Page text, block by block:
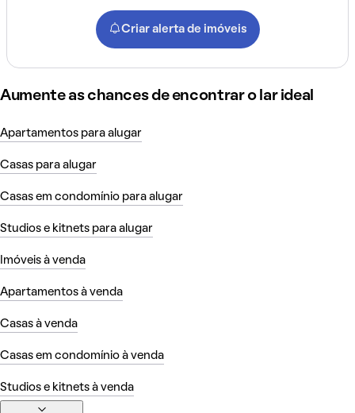
Criar alerta de imóveis
Aumente as chances de encontrar o lar ideal
Apartamentos para alugar
Casas para alugar
Casas em condomínio para alugar
Studios e kitnets para alugar
Imóveis à venda
Apartamentos à venda
Casas à venda
Casas em condomínio à venda
Studios e kitnets à venda